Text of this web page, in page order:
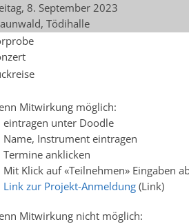
8. September 2023
Tödihalle
Mitwirkung möglich:
eintragen unter Doodle
Name, Instrument eintragen
Termine anklicken
Mit Klick auf «Teilnehmen» Eingaben
Link zur Projekt-Anmeldung(Link)
Mitwirkung nicht möglich: